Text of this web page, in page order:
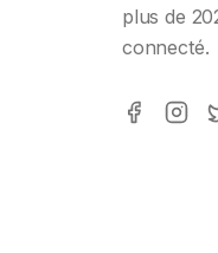
plus de
connecté.